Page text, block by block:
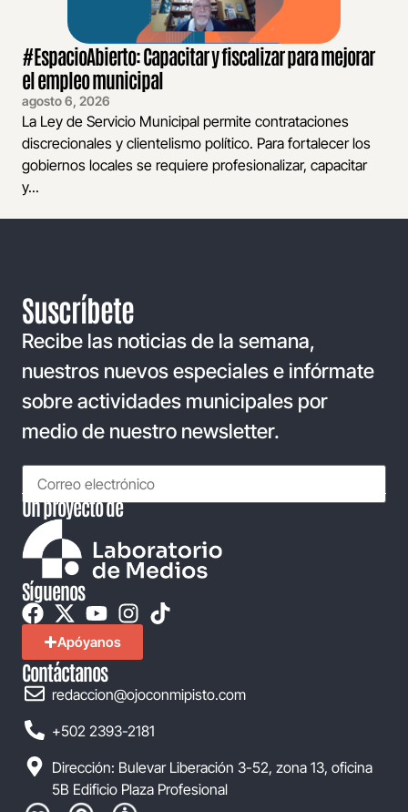
#EspacioAbierto: Capacitar y fiscalizar para mejorar
el empleo municipal
agosto 6, 2026
La Ley de Servicio Municipal permite contrataciones
discrecionales y clientelismo político. Para fortalecer los
gobiernos locales se requiere profesionalizar, capacitar
y...
Suscríbete
Recibe las noticias de la semana,
nuestros nuevos especiales e infórmate
sobre actividades municipales por
medio de nuestro newsletter.
Un proyecto de
Síguenos
Apóyanos
Contáctanos
redaccion@ojoconmipisto.com
+502 2393-2181
Dirección: Bulevar Liberación 3-52, zona 13, oficina
5B Edificio Plaza Profesional